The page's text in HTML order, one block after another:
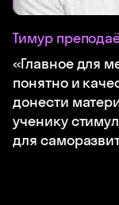
Тимур
«Главное для
понятно и
донести
ученику стимул
для